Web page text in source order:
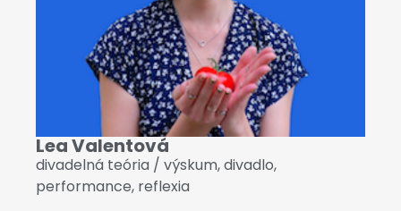
Lea Valentová
divadelná teória / výskum,divadlo,
performance, reflexia